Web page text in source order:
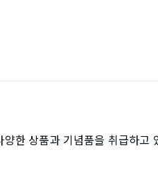
한 상품과 기념품을 취급하고